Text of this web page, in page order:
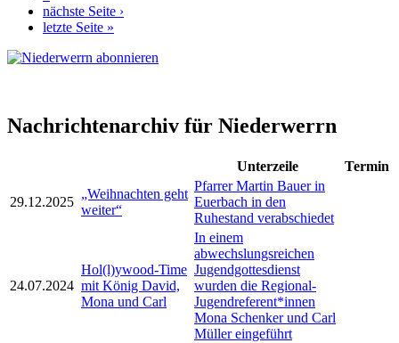
nächste Seite ›
letzte Seite »
Nachrichtenarchiv für Niederwerrn
Unterzeile Termin
29.12.2025
„Weihnachten geht
weiter“
Pfarrer Martin Bauer in
Euerbach in den
Ruhestand verabschiedet
24.07.2024
Hol(l)ywood-Time
mit König David,
Mona und Carl
In einem
abwechslungsreichen
Jugendgottesdienst
wurden die Regional-
Jugendreferent*innen
Mona Schenker und Carl
Müller eingeführt